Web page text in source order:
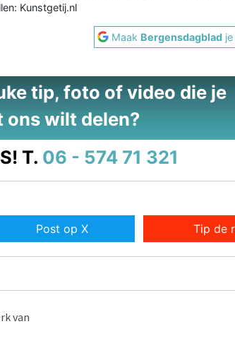
Kunstgetij.nl
Maak Bergensdagblad
tip, foto of video die je
ons wilt delen?
T. 06 - 574 71 321
Post op X Tip de
van